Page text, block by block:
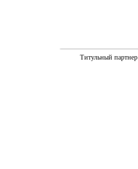
Титульный партнер